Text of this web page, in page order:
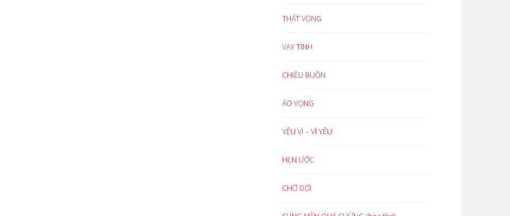
THẤT VỌNG
VAY TÌNH
CHIỀU BUỒN
ẢO VỌNG
YÊU VÌ – VÌ YÊU
HẸN ƯỚC
CHỜ ĐỢI